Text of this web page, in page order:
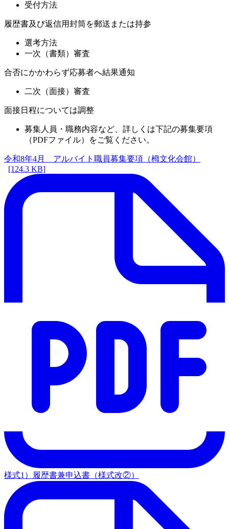
受付方法
履歴書及び返信用封筒を郵送または持参
選考方法
一次（書類）審査
合否にかかわらず応募者へ結果通知
二次（面接）審査
面接日程については調整
募集人員・職務内容など、詳しくは下記の募集要項
（PDFファイル）をご覧ください。
令和8年4月 アルバイト職員募集要項（栂文化会館）
[124.3 KB]
様式1）履歴書兼申込書（様式改②）